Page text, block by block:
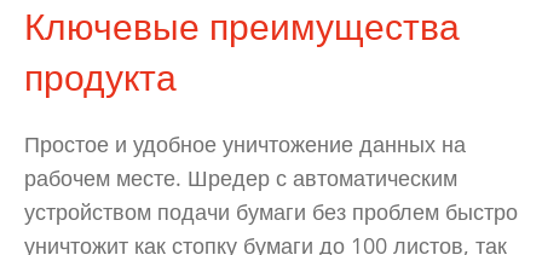
Ключевые преимущества
продукта
Простое и удобное уничтожение данных на
рабочем месте. Шредер с автоматическим
устройством подачи бумаги без проблем быстро
уничтожит как стопку бумаги до 100 листов, так